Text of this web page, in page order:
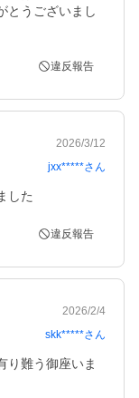
とうございまし
違反報告
2026/3/12
jxx*****さん
した
違反報告
2026/2/4
skk*****さん
り難う御座いま